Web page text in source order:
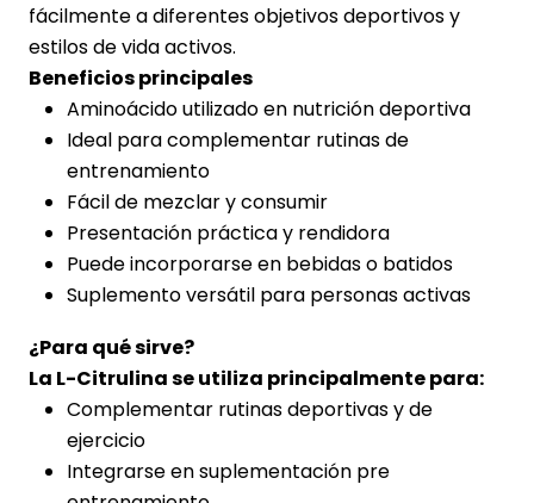
fácilmente a diferentes objetivos deportivos y
estilos de vida activos.
Beneficios principales
Aminoácido utilizado en nutrición deportiva
Ideal para complementar rutinas de
entrenamiento
Fácil de mezclar y consumir
Presentación práctica y rendidora
Puede incorporarse en bebidas o batidos
Suplemento versátil para personas activas
¿Para qué sirve?
La L-Citrulina se utiliza principalmente para:
Complementar rutinas deportivas y de
ejercicio
Integrarse en suplementación pre